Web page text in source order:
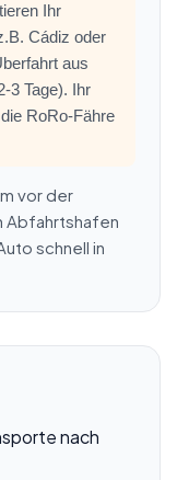
Ihr
Cádiz oder
aus
3 Tage). Ihr
RoRo-Fähre
vor der
Abfahrtshafen
schnell in
nach